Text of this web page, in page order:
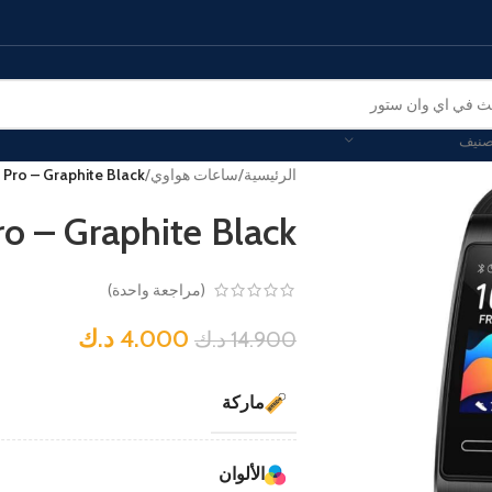
الرئيسية/ساعات هواوي/
Pro – Graphite Black
– Graphite Black
(مراجعة واحدة)
14.900د.ك 4.000د.ك
ماركة
الألوان